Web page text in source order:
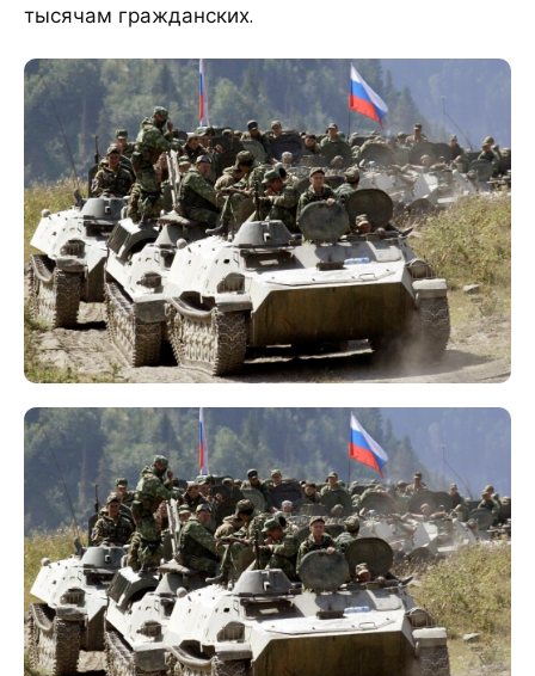
тысячам гражданских.